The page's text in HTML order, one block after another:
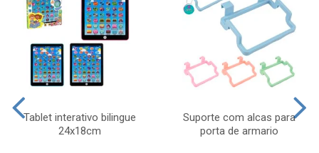
Tablet interativo bilingue
24x18cm
Suporte com alcas para
porta de armario